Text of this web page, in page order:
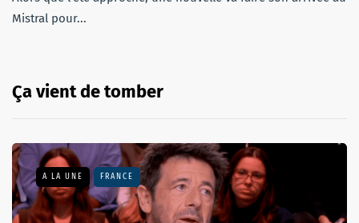
Mistral pour...
Ça vient de tomber
A LA UNE FRANCE